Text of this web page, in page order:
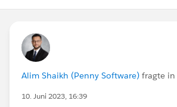
Alim Shaikh (Penny Software) fragte in
10. Juni 2023, 16:39